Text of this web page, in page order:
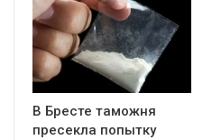
В Бресте таможня
пресекла попытку